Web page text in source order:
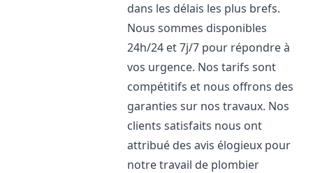
dans les délais les plus brefs.
Nous sommes disponibles
24h/24 et 7j/7 pour répondre à
vos urgence. Nos tarifs sont
compétitifs et nous offrons des
garanties sur nos travaux. Nos
clients satisfaits nous ont
attribué des avis élogieux pour
notre travail de plombier